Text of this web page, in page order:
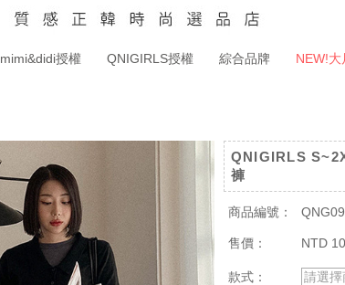
mimi&didi授權 QNIGIRLS授權 綜合品牌 NEW!
QNIGIRLS
褲
商品編號：
售價： NTD
款式： 請選